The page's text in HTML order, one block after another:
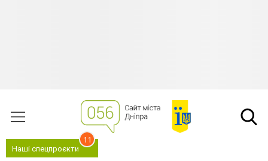
Наші спецпроєкти
11